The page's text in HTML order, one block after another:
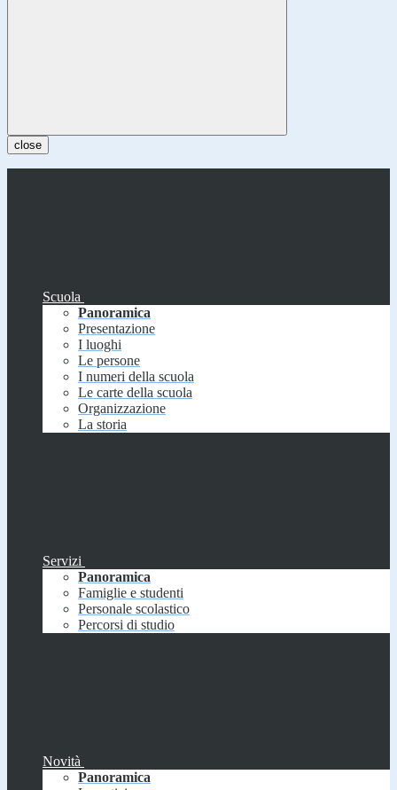
close
Scuola
Panoramica
Presentazione
I luoghi
Le persone
I numeri della scuola
Le carte della scuola
Organizzazione
La storia
Servizi
Panoramica
Famiglie e studenti
Personale scolastico
Percorsi di studio
Novità
Panoramica